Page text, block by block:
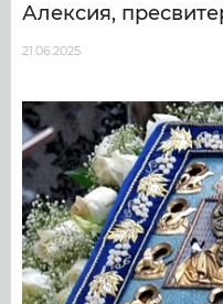
Алексия,
21.06.2025